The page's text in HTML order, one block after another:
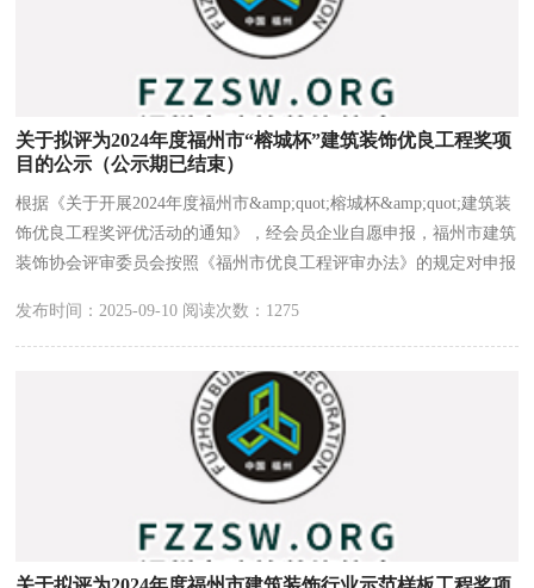
关于拟评为2024年度福州市“榕城杯”建筑装饰优良工程奖项
目的公示（公示期已结束）
根据《关于开展2024年度福州市&amp;quot;榕城杯&amp;quot;建筑装
饰优良工程奖评优活动的通知》，经会员企业自愿申报，福州市建筑
装饰协会评审委员会按照《福州市优良工程评审办法》的规定对申报
目予以公示。
发布时间：2025-09-10 阅读次数：1275